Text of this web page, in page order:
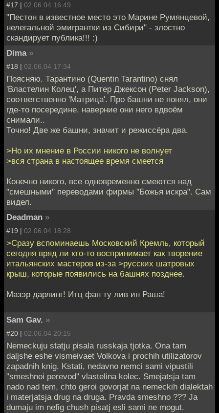
#17 | 02.06.04 16:49
"Пестон в известное место это Марине Румянцевой,
нелегальной эмигрантки из Сибири" - злостно
скандирует публика!!! :)
Dima »
#18 | 02.06.04 17:34
Поясняю. Тарантино (Quentin Tarantino) снял
'Властелин Колец', а Питер Джексон (Peter Jackson),
соответственно 'Матрица'. Про башни не понял, они
где-то посередине, наверние они него вдвоём
снимали..
Точно! Две же башни, значит и режиссёра два.
>Но их мнение в России никого не волнует
>вся страна в настоящее время смеется
Конечно никого, все одновременно смеются над
"смешными" переводами фирмы "Божья искра". Сам
видел.
Deadman »
#19 | 02.06.04 18:28
>Сразу вспоминаешь Московский Кремль, который
сегодня вряд ли кто-то воспринимает как творение
итальянских мастеров из-за >русских шатровых
крыш, которые появились на башнях позднее.
Мазэр дарлинг! Итц фан ту лив ин Раша!
Sam Gav. »
#20 | 02.06.04 20:15
Nemeckuju statju pisala russkaja tjotka. Ona tam
daljshe eshe vismeivaet Volkova i prochih utilizatorov
zapadnih knig. Kstati, nedavno nemci sami vipustili
"smeshnoi perevod" vlastelina kolec. Smejatsja tam
nado nad tem, chto geroi govorjat na nemeckih dialektah
i materjatsja drug na druga. Pravda smeshno ??? Ja
dumaju im nefig chush pisatj esli sami ne mogut.